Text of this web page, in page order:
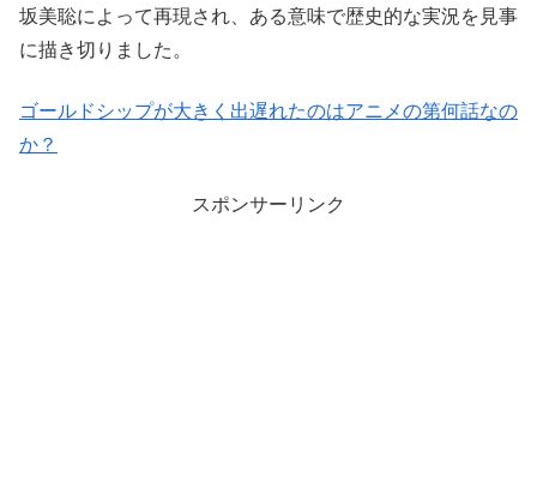
坂美聡によって再現され、ある意味で歴史的な実況を見事
に描き切りました。
ゴールドシップが大きく出遅れたのはアニメの第何話なの
か？
スポンサーリンク